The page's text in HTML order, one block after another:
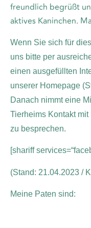
freundlich begrüßt
aktives Kaninchen.
Wenn Sie sich für
uns bitte per
einen ausgefüllten
unserer Homepage
Danach nimmt eine
Tierheims Kontakt
zu besprechen.
[shariff
(Stand: 21.04.2023 /
Meine Paten sind: